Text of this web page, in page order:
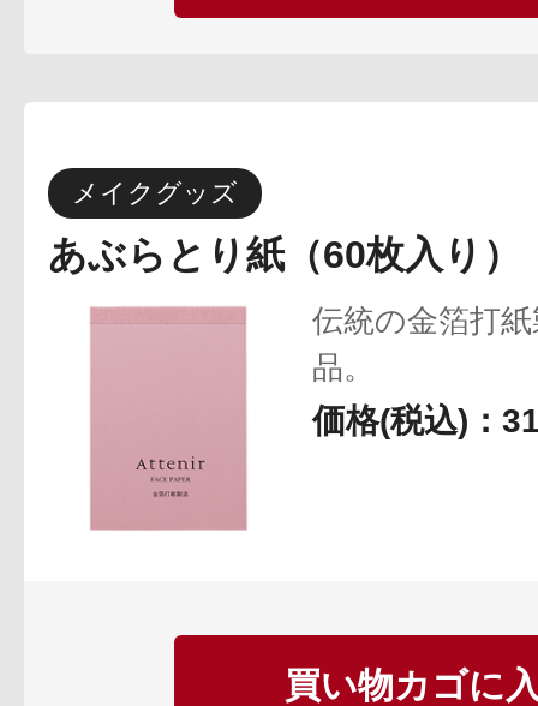
メイクグッズ
あぶらとり紙（60枚入り）
伝統の金箔打
品。
価格(税込)：
買い物カゴに